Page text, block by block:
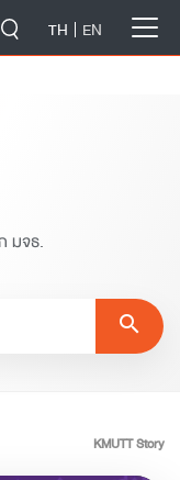
TH
EN
มจธ.
search
KMUTT Story